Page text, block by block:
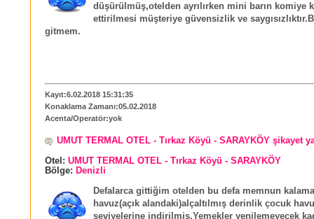
düşürülmüş,otelden ayrılırken mini barın komiye
ettirilmesi müşteriye güvensizlik ve
gitmem.
Kayıt:6.02.2018 15:31:35
Konaklama Zamanı:05.02.2018
Acenta/Operatör:yok
UMUT TERMAL OTEL - Tırkaz Köyü - SARAYKÖY şikayet
Otel: UMUT TERMAL OTEL - Tırkaz Köyü - SARAYKÖY
Bölge: Denizli
Defalarca gittiğim otelden bu defa memnun
havuz(açık alandaki)alçaltılmış derinlik çocuk
seviyelerine indirilmiş.Yemekler yenilemeyecek